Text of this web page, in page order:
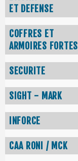
ET DEFENSE
COFFRES ET
ARMOIRES FORTES
SECURITE
SIGHT - MARK
INFORCE
CAA RONI / MCK